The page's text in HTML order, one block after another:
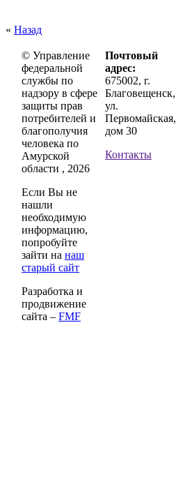
« Назад
© Управление
федеральной
службы по
надзору в сфере
защиты прав
потребителей и
благополучия
человека по
Амурской
области , 2026
Если Вы не
нашли
необходимую
информацию,
попробуйте
зайти на наш
старый сайт
Разработка и
продвижение
сайта – FMF
Почтовый
адрес:
675002, г.
Благовещенск,
ул.
Первомайская,
дом 30
Контакты